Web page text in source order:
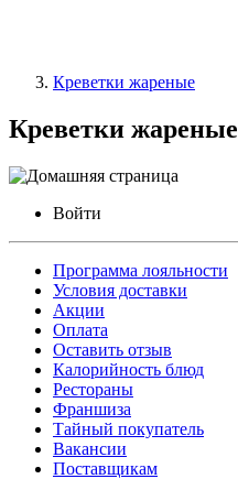
Креветки жареные
Креветки жареные
Войти
Программа лояльности
Условия доставки
Акции
Оплата
Оставить отзыв
Калорийность блюд
Рестораны
Франшиза
Тайный покупатель
Вакансии
Поставщикам